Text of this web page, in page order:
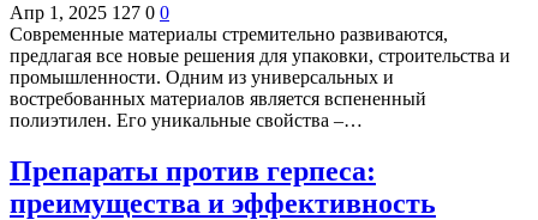
Апр 1, 2025 127 0 0
Современные материалы стремительно развиваются,
предлагая все новые решения для упаковки, строительства и
промышленности. Одним из универсальных и
востребованных материалов является вспененный
полиэтилен. Его уникальные свойства –…
Препараты против герпеса:
преимущества и эффективность